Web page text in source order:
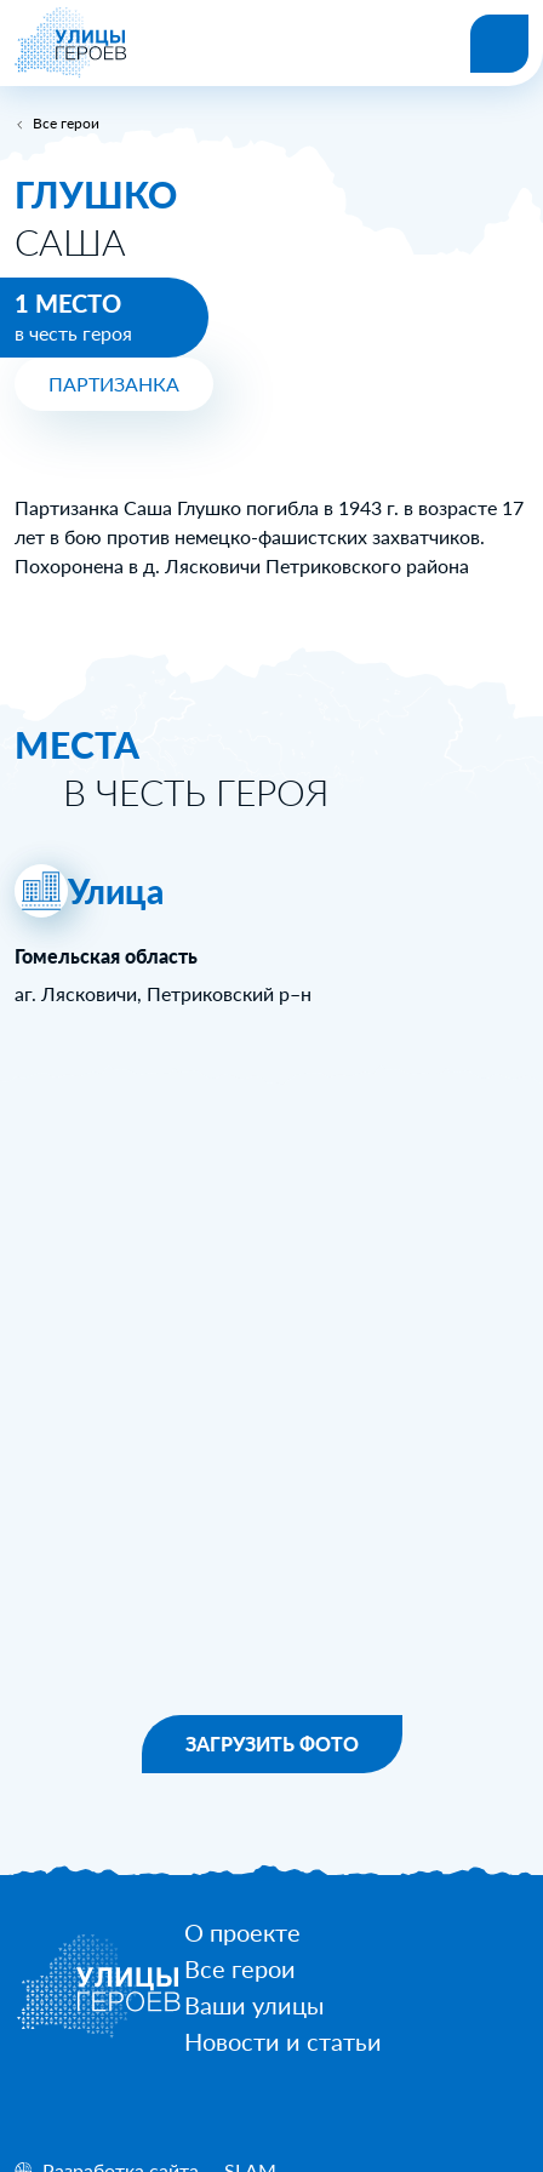
Все герои
ГЛУШКО
САША
1 МЕСТО
в честь героя
ПАРТИЗАНКА
Партизанка Саша Глушко погибла в 1943 г. в возрасте 17
лет в бою против немецко-фашистских захватчиков.
Похоронена в д. Лясковичи Петриковского района
МЕСТА
В ЧЕСТЬ ГЕРОЯ
Улица
Гомельская область
аг. Лясковичи, Петриковский р–н
ЗАГРУЗИТЬ ФОТО
О проекте
Все герои
Ваши улицы
Новости и статьи